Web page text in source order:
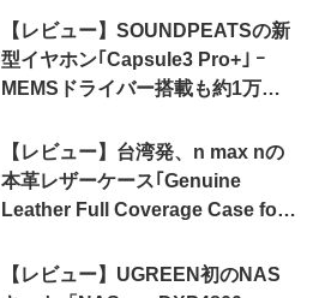
【レビュー】SOUNDPEATSの新
型イヤホン｢Capsule3 Pro+｣ ｰ
MEMSドライバー搭載も約1万円
【レビュー】台湾発、n max nの
本革レザーケース｢Genuine
Leather Full Coverage Case for
【レビュー】UGREEN初のNAS